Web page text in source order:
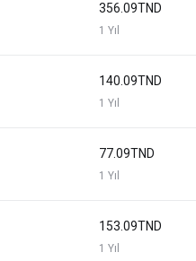
356.09TND
1 Yıl
140.09TND
1 Yıl
77.09TND
1 Yıl
153.09TND
1 Yıl